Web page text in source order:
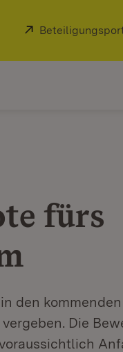
in neuem Fenster)
Extern:
fürs
den
Die